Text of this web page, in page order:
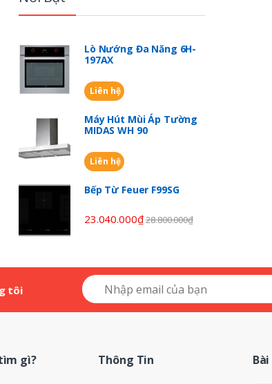
Lò Nướng Đa Năng 6H-
197AX
Liên hệ
Máy Hút Mùi Áp Tường
MIDAS WH 90
Liên hệ
Bếp Từ Feuer F99SG
23.040.000₫ 28.800.000₫
tôi
gì? Thông Tin